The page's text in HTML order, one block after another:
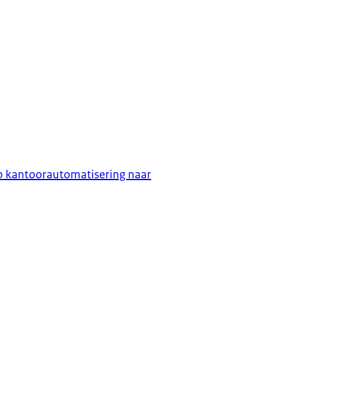
kantoorautomatisering naar